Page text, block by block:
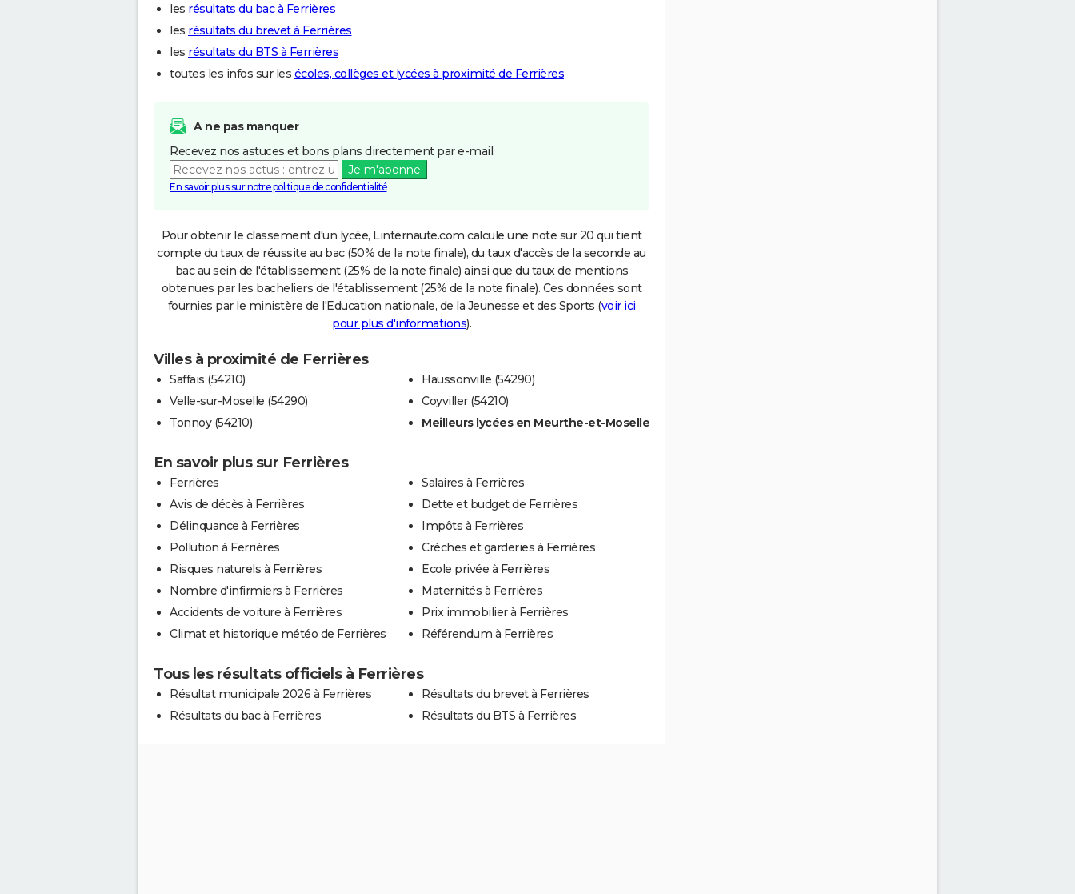
les résultats du bac à Ferrières
les résultats du brevet à Ferrières
les résultats du BTS à Ferrières
toutes les infos sur les écoles, collèges et lycées à proximité de Ferrières
A ne pas manquer
Recevez nos astuces et bons plans directement par e-mail.
Je m'abonne
En savoir plus sur notre politique de confidentialité
Pour obtenir le classement d'un lycée, Linternaute.com calcule une note sur 20 qui tient
compte du taux de réussite au bac (50% de la note finale), du taux d'accès de la seconde au
bac au sein de l'établissement (25% de la note finale) ainsi que du taux de mentions
obtenues par les bacheliers de l'établissement (25% de la note finale). Ces données sont
fournies par le ministère de l'Education nationale, de la Jeunesse et des Sports (voir ici
pour plus d'informations).
Villes à proximité de Ferrières
Saffais (54210)
Velle-sur-Moselle (54290)
Tonnoy (54210)
Haussonville (54290)
Coyviller (54210)
Meilleurs lycées en Meurthe-et-Moselle
En savoir plus sur Ferrières
Ferrières
Avis de décès à Ferrières
Délinquance à Ferrières
Pollution à Ferrières
Risques naturels à Ferrières
Nombre d'infirmiers à Ferrières
Accidents de voiture à Ferrières
Climat et historique météo de Ferrières
Salaires à Ferrières
Dette et budget de Ferrières
Impôts à Ferrières
Crèches et garderies à Ferrières
Ecole privée à Ferrières
Maternités à Ferrières
Prix immobilier à Ferrières
Référendum à Ferrières
Tous les résultats officiels à Ferrières
Résultat municipale 2026 à Ferrières
Résultats du bac à Ferrières
Résultats du brevet à Ferrières
Résultats du BTS à Ferrières